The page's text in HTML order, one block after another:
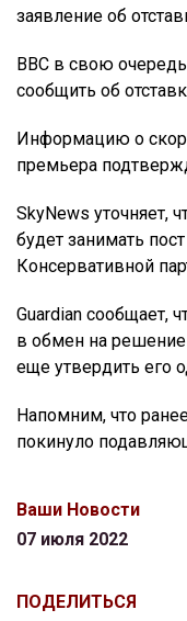
заявление об
ВВС в свою
сообщить об
Информацию о
премьера
SkyNews уточняет,
будет занимать
Консервативной
Guardian сообщает,
в обмен на решение
еще утвердить его
Напомним, что
покинуло
Ваши Новости
07 июля 2022
ПОДЕЛИТЬСЯ